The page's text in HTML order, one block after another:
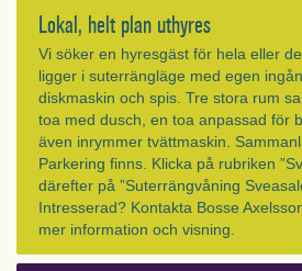
Lokal, helt plan uthyres
Vi söker en hyresgäst för hela eller
ligger i suterrängläge med egen
diskmaskin och spis. Tre stora rum
toa med dusch, en toa anpassad för
även inrymmer tvättmaskin.
Parkering finns. Klicka på rubriken
därefter på ”Suterrängvåning
Intresserad? Kontakta Bosse
mer information och visning.